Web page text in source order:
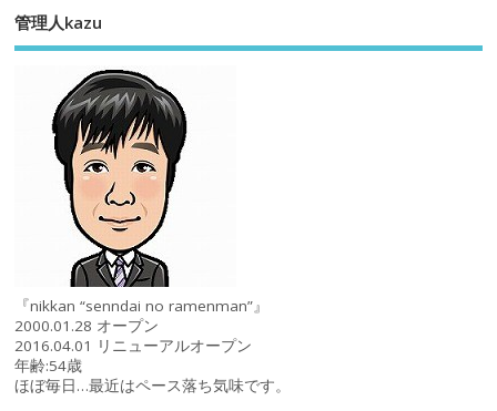
管理人kazu
『nikkan “senndai no ramenman”』
2000.01.28 オープン
2016.04.01 リニューアルオープン
年齢:54歳
ほぼ毎日…最近はペース落ち気味です。